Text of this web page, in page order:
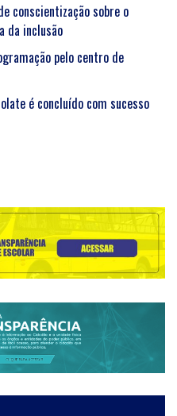
conscientização sobre o
da inclusão
pelo centro de
é concluído com sucesso